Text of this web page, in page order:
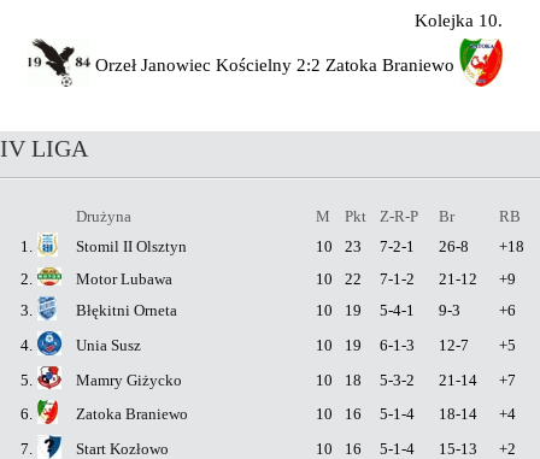
Kolejka 10.
Orzeł Janowiec Kościelny 2:2 Zatoka Braniewo
IV LIGA
Drużyna M Pkt Z-R-P Br
RB
1.
Stomil II Olsztyn 10 23 7-2-1 26-8
+18
2.
Motor Lubawa 10 22 7-1-2 21-12
+9
3.
Błękitni Orneta 10 19 5-4-1 9-3
+6
4.
Unia Susz 10 19 6-1-3 12-7
+5
5.
Mamry Giżycko 10 18 5-3-2 21-14
+7
6.
Zatoka Braniewo 10 16 5-1-4 18-14
+4
7.
Start Kozłowo 10 16 5-1-4 15-13
+2